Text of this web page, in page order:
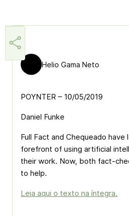
Helio Gama Neto
POYNTER – 10/05/2019
Daniel Funke
Full Fact and Chequeado
forefront of using artificial
their work. Now, both fact-
to help.
Leia aqui o texto na íntegra.